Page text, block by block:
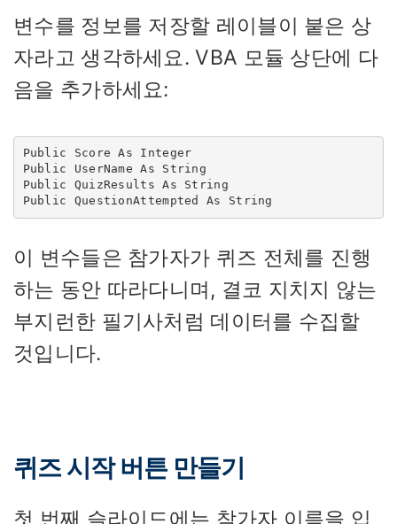
변수를 정보를 저장할 레이블이 붙은 상
자라고 생각하세요. VBA 모듈 상단에 다
음을 추가하세요:
Public Score As Integer
Public UserName As String
Public QuizResults As String
Public QuestionAttempted As String
이 변수들은 참가자가 퀴즈 전체를 진행
하는 동안 따라다니며, 결코 지치지 않는
부지런한 필기사처럼 데이터를 수집할
것입니다.
퀴즈 시작 버튼 만들기
첫 번째 슬라이드에는 참가자 이름을 입